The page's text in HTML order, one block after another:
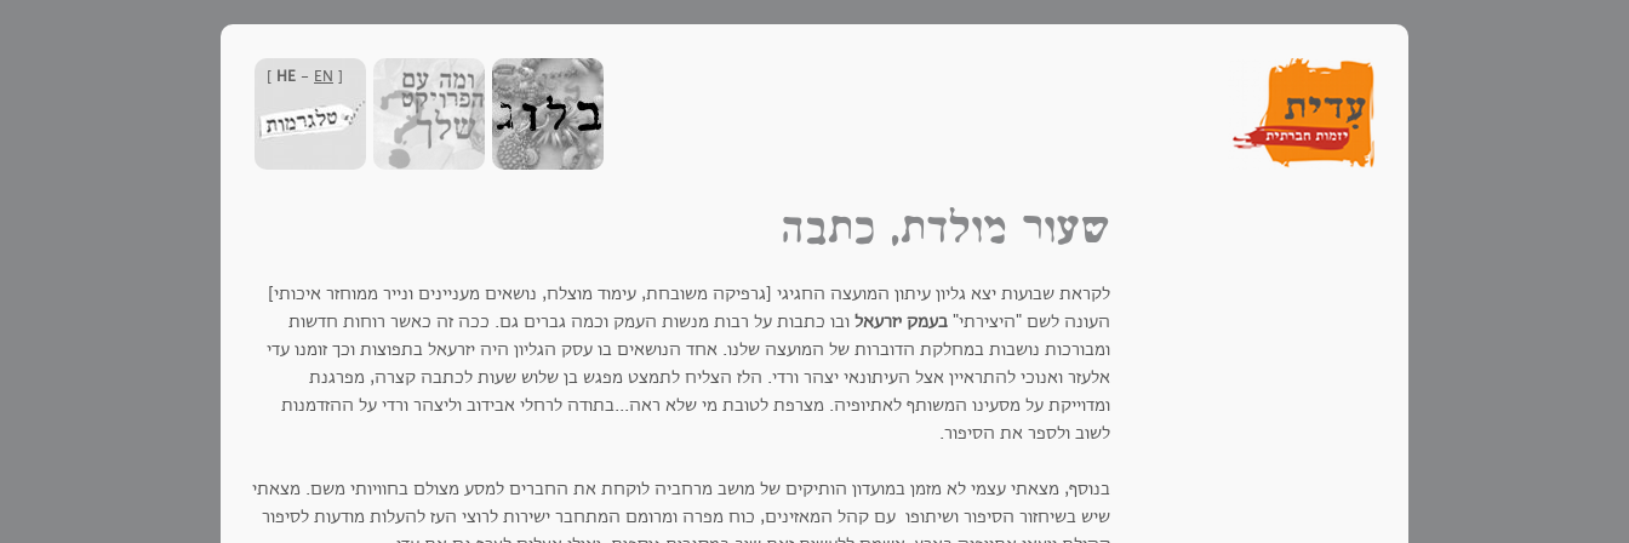
[
HE - EN
]
שעור מולדת, כתבה
לקראת שבועות יצא גליון עיתון המועצה החגיגי [גרפיקה משובחת, עימוד מוצלח, נושאים מעניינים ונייר ממוחזר איכותי]
העונה לשם "היצירתי" בעמק יזרעאל ובו כתבות על רבות מנשות העמק וכמה גברים גם. ככה זה כאשר רוחות חדשות
ומבורכות נושבות במחלקת הדוברות של המועצה שלנו. אחד הנושאים בו עסק הגליון היה יזרעאל בתפוצות וכך זומנו עדי
אלעזר ואנוכי להתראיין אצל העיתונאי יצהר ורדי. הלז הצליח לתמצט מפגש בן שלוש שעות לכתבה קצרה, מפרגנת
ומדוייקת על מסעינו המשותף לאתיופיה. מצרפת לטובת מי שלא ראה...בתודה לרחלי אבידוב וליצהר ורדי על ההזדמנות
לשוב ולספר את הסיפור.
בנוסף, מצאתי עצמי לא מזמן במועדון הותיקים של מושב מרחביה לוקחת את החברים למסע מצולם בחוויותי משם. מצאתי
שיש בשיחזור הסיפור ושיתופו עם קהל המאזינים, כוח מפרה ומרומם המתחבר ישירות לרוצי העז להעלות מודעות לסיפור